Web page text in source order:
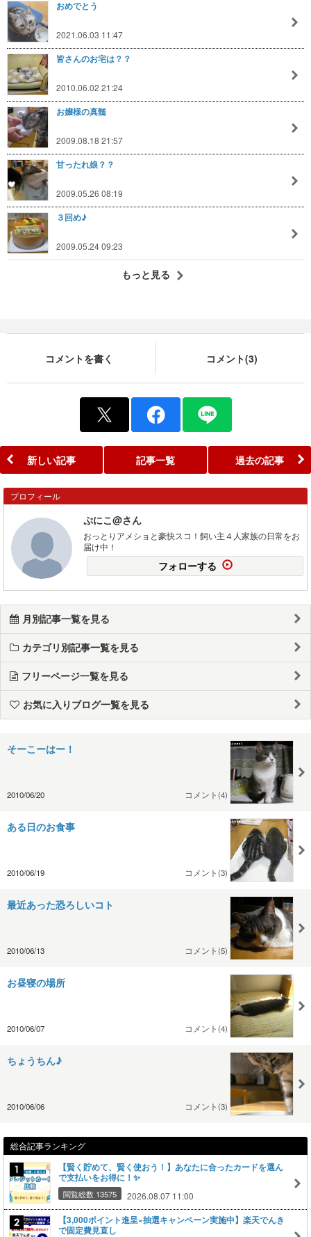
おめでとう
2021.06.03 11:47
皆さんのお宅は？？
2010.06.02 21:24
お嬢様の真髄
2009.08.18 21:57
甘ったれ娘？？
2009.05.26 08:19
３回め♪
2009.05.24 09:23
もっと見る
コメントを書く コメント(3)
新しい記事 記事一覧 過去の記事
プロフィール
ぷにこ@さん
おっとりアメショと豪快スコ！飼い主４人家族の日常をお
届け中！
フォローする
月別記事一覧を見る
カテゴリ別記事一覧を見る
フリーページ一覧を見る
お気に入りブログ一覧を見る
そーこーはー！
2010/06/20 コメント(4)
ある日のお食事
2010/06/19 コメント(3)
最近あった恐ろしいコト
2010/06/13 コメント(5)
お昼寝の場所
2010/06/07 コメント(4)
ちょうちん♪
2010/06/06 コメント(3)
総合記事ランキング
【賢く貯めて、賢く使おう！】あなたに合ったカードを選ん
で支払いをお得に！✨
閲覧総数 13575 2026.08.07 11:00
【3,000ポイント進呈×抽選キャンペーン実施中】楽天でんき
で固定費見直し